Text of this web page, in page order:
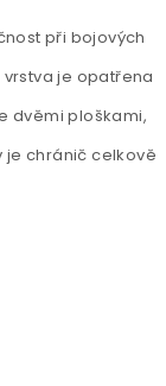
při bojových
je opatřena
dvěmi ploškami,
je chránič celkově